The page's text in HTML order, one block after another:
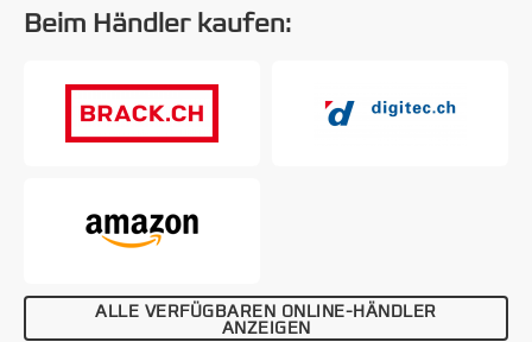
Beim Händler kaufen:
ALLE VERFÜGBAREN ONLINE-HÄNDLER
ANZEIGEN